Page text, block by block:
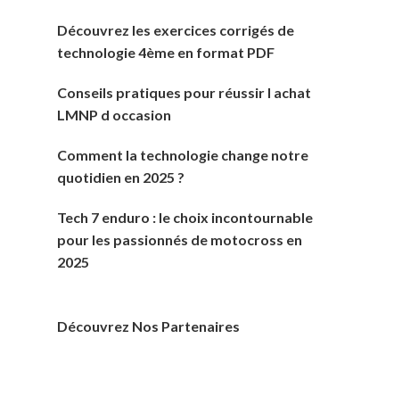
Découvrez les exercices corrigés de
technologie 4ème en format PDF
Conseils pratiques pour réussir l achat
LMNP d occasion
Comment la technologie change notre
quotidien en 2025 ?
Tech 7 enduro : le choix incontournable
pour les passionnés de motocross en
2025
Découvrez Nos Partenaires